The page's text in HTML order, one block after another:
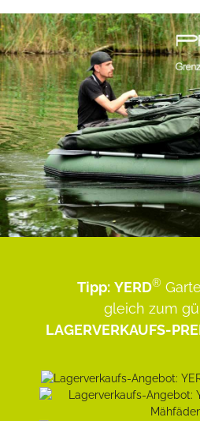
Tipp: YERD®
gleich zum
LAGERVERKAUFS-